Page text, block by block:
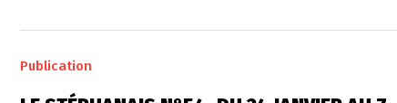
Publication